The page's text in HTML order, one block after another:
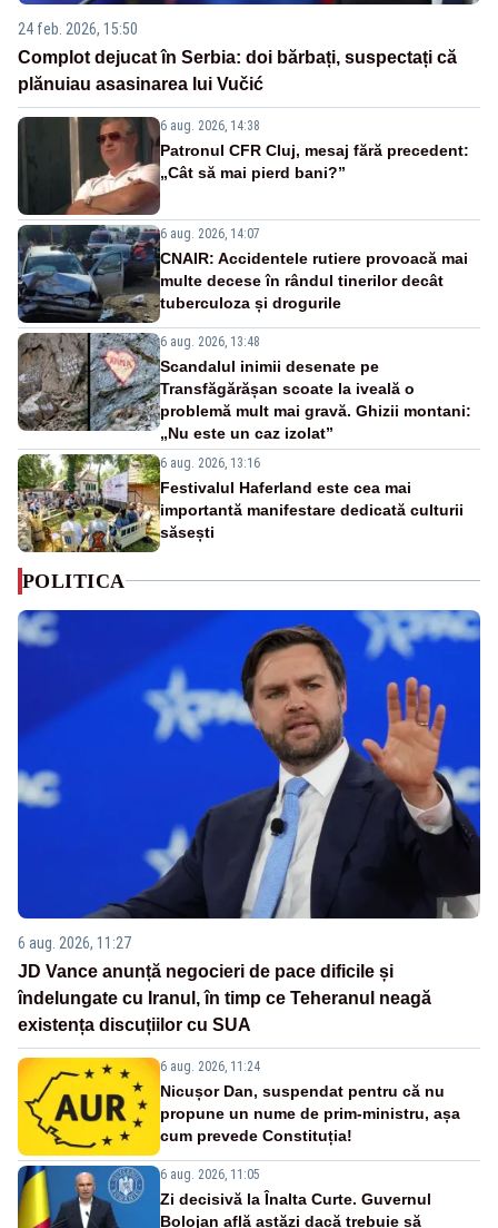
24 feb. 2026, 15:50
Complot dejucat în Serbia: doi bărbați, suspectați că
plănuiau asasinarea lui Vučić
6 aug. 2026, 14:38
Patronul CFR Cluj, mesaj fără precedent:
„Cât să mai pierd bani?”
6 aug. 2026, 14:07
CNAIR: Accidentele rutiere provoacă mai
multe decese în rândul tinerilor decât
tuberculoza și drogurile
6 aug. 2026, 13:48
Scandalul inimii desenate pe
Transfăgărășan scoate la iveală o
problemă mult mai gravă. Ghizii montani:
„Nu este un caz izolat”
6 aug. 2026, 13:16
Festivalul Haferland este cea mai
importantă manifestare dedicată culturii
săsești
POLITICA
6 aug. 2026, 11:27
JD Vance anunță negocieri de pace dificile și
îndelungate cu Iranul, în timp ce Teheranul neagă
existența discuțiilor cu SUA
6 aug. 2026, 11:24
Nicușor Dan, suspendat pentru că nu
propune un nume de prim-ministru, așa
cum prevede Constituția!
6 aug. 2026, 11:05
Zi decisivă la Înalta Curte. Guvernul
Bolojan află astăzi dacă trebuie să